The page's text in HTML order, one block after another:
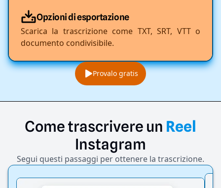
Opzioni di esportazione
Scarica la trascrizione come TXT, SRT, VTT o
documento condivisibile.
Provalo gratis
Cometrascrivere un Reel
Instagram
Segui questi passaggi per ottenere la trascrizione.